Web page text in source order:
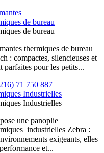
de bureau
de bureau
thermiques de bureau
: compactes, silencieuses et
parfaites pour les petits...
71 750 887
Industrielles
Industrielles
une panoplie
industrielles Zebra :
exigeants, elles
et...